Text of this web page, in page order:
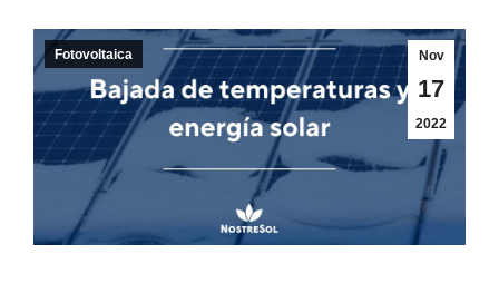
Nov
17
2022
Fotovoltaica